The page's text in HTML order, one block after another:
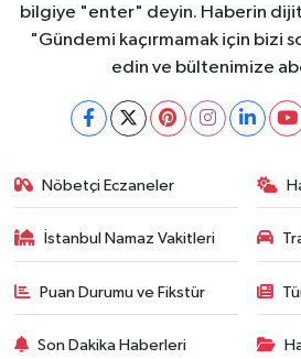
bilgiye "enter" deyin. Haberin
"Gündemi kaçırmamak için bizi
edin ve bültenimize
Nöbetçi Eczaneler
İstanbul Namaz Vakitleri
Puan Durumu ve Fikstür
Son Dakika Haberleri